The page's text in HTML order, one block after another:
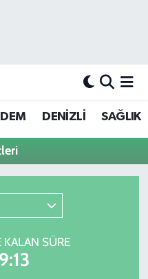
DENİZLİ SAĞLIK
KALAN SÜRE
Haritası
Fikstür